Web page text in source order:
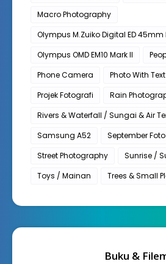
Macro Photography
Olympus M.Zuiko Digital ED 45mm
Olympus OMD EM10 Mark II
Phone Camera
Photo With Text
Projek Fotografi
Rain
Rivers & Waterfall / Sungai & Air
Samsung A52
September
Street Photography
Sunrise /
Toys / Mainan
Trees & Small
Buku &